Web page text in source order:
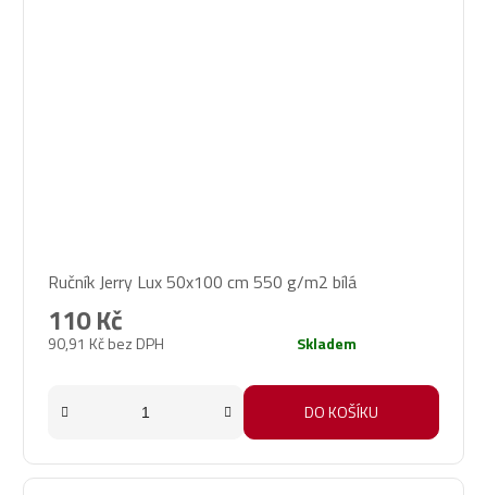
Ručník Jerry Lux 50x100 cm 550 g/m2 bílá
90,91 Kč bez DPH
110 Kč
Skladem
DO KOŠÍKU